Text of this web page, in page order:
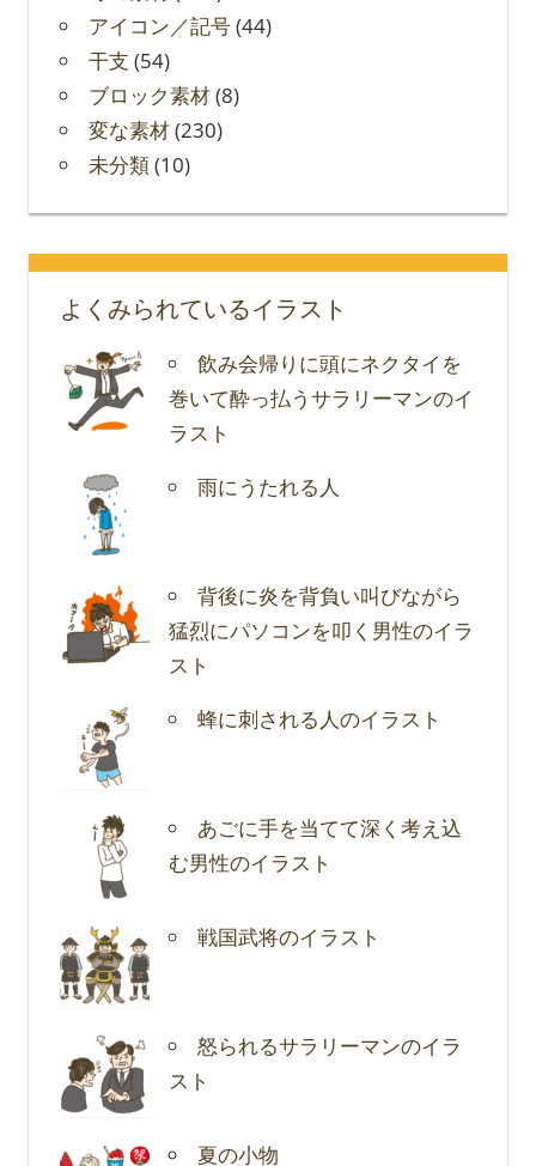
アイコン／記号(44)
干支 (54)
ブロック素材(8)
変な素材(230)
未分類(10)
よくみられているイラスト
飲み会帰りに頭にネクタイを
巻いて酔っ払うサラリーマンのイ
ラスト
雨にうたれる人
背後に炎を背負い叫びながら
猛烈にパソコンを叩く男性のイラ
スト
蜂に刺される人のイラスト
あごに手を当てて深く考え込
む男性のイラスト
戦国武将のイラスト
怒られるサラリーマンのイラ
スト
夏の小物